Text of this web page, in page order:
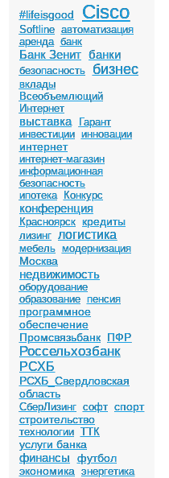
#lifeisgood Cisco
Softline автоматизация
аренда банк
Банк Зенит банки
безопасность бизнес
вклады
Всеобъемлющий
Интернет
выставка
Гарант
инвестиции инновации
интернет
интернет-магазин
информационная
безопасность
ипотека
Конкурс
конференция
Красноярск кредиты
лизинг логистика
мебель модернизация
Москва
недвижимость
оборудование
образование пенсия
программное
обеспечение
Промсвязьбанк ПФР
Россельхозбанк
РСХБ
РСХБ_Свердловская
область
СберЛизинг софт спорт
строительство
технологии ТТК
услуги банка
финансы
футбол
экономика
энергетика